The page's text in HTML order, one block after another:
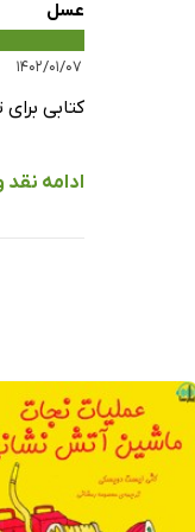
عسل
۱۴۰۲/۰۱/۰۷
کتابی
ادامه